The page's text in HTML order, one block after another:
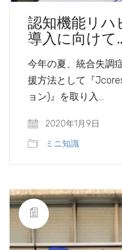
認知機能リハ
導入に向けて
今年の夏、統合失調
援方法として『
ョン)』を取り入…
2020年1月9日
ミニ知識